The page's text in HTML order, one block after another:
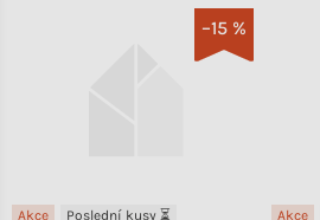
–15 %
Akce
Poslední kusy ⏳
Akce